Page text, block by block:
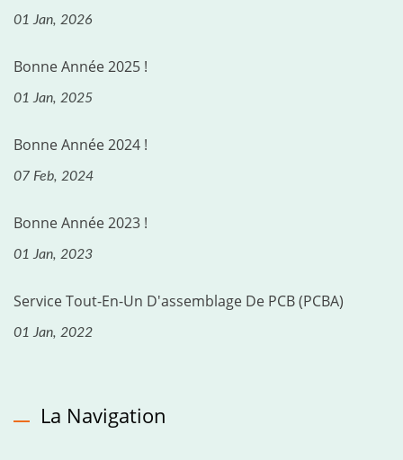
01 Jan, 2026
Bonne Année 2025 !
01 Jan, 2025
Bonne Année 2024 !
07 Feb, 2024
Bonne Année 2023 !
01 Jan, 2023
Service Tout-En-Un D'assemblage De PCB (PCBA)
01 Jan, 2022
La Navigation